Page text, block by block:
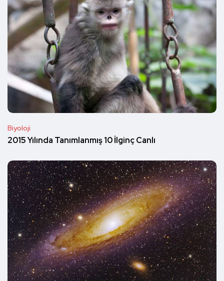
Biyoloji
2015 Yılında Tanımlanmış 10 İlginç Canlı